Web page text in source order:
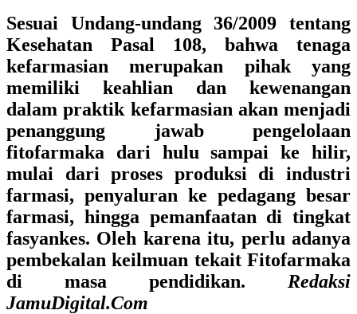
Sesuai Undang-undang 36/2009 tentang
Kesehatan Pasal 108, bahwa tenaga
kefarmasian merupakan pihak yang
memiliki keahlian dan kewenangan
dalam praktik kefarmasian akan menjadi
penanggung jawab pengelolaan
fitofarmaka dari hulu sampai ke hilir,
mulai dari proses produksi di industri
farmasi, penyaluran ke pedagang besar
farmasi, hingga pemanfaatan di tingkat
fasyankes. Oleh karena itu, perlu adanya
pembekalan keilmuan tekait Fitofarmaka
di masa pendidikan. Redaksi
JamuDigital.Com